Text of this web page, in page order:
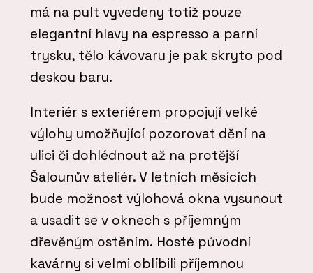
má na pult vyvedeny totiž pouze
elegantní hlavy na espresso a parní
trysku, tělo kávovaru je pak skryto pod
deskou baru.
Interiér s exteriérem propojují velké
výlohy umožňující pozorovat dění na
ulici či dohlédnout až na protější
Šalounův ateliér. V letních měsících
bude možnost výlohová okna vysunout
a usadit se v oknech s příjemným
dřevěným ostěním. Hosté původní
kavárny si velmi oblíbili příjemnou